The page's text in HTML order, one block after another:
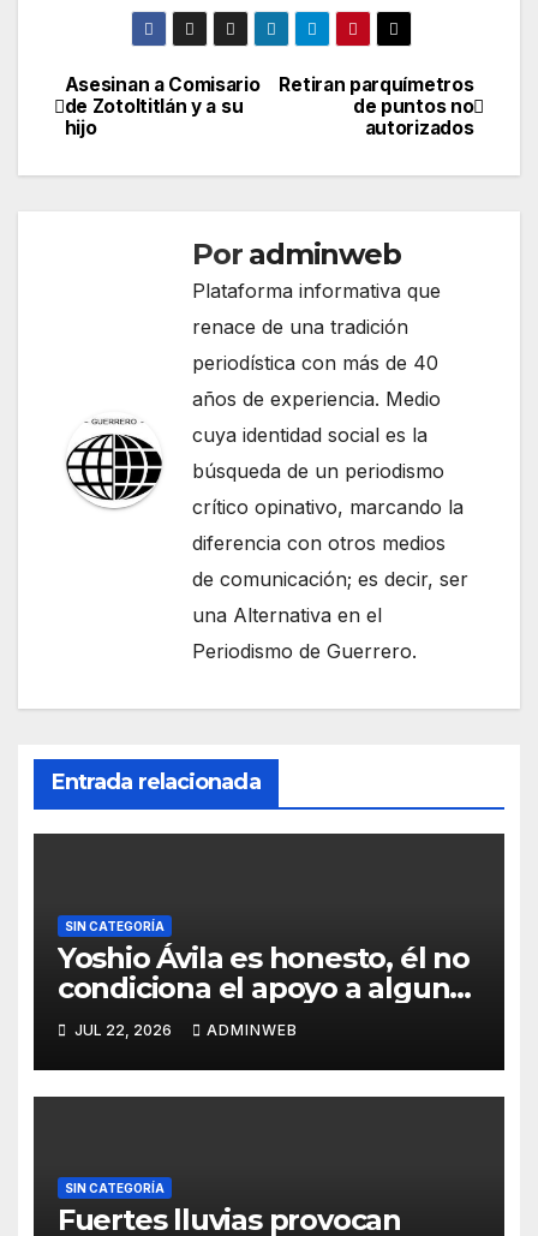
Navegación
de
Retiran parquímetros
de puntos no
autorizados
Asesinan a Comisario
de Zotoltitlán y a su
hijo
Por adminweb
Plataforma informativa que
renace de una tradición
periodística con más de 40
años de experiencia. Medio
cuya identidad social es la
búsqueda de un periodismo
crítico opinativo, marcando la
diferencia con otros medios
de comunicación; es decir, ser
una Alternativa en el
Periodismo de Guerrero.
Entrada relacionada
SIN CATEGORÍA
Yoshio Ávila es honesto, él no
condiciona el apoyo a alguna
figura política por una
candidatura
JUL 22, 2026 ADMINWEB
SIN CATEGORÍA
Fuertes lluvias provocan